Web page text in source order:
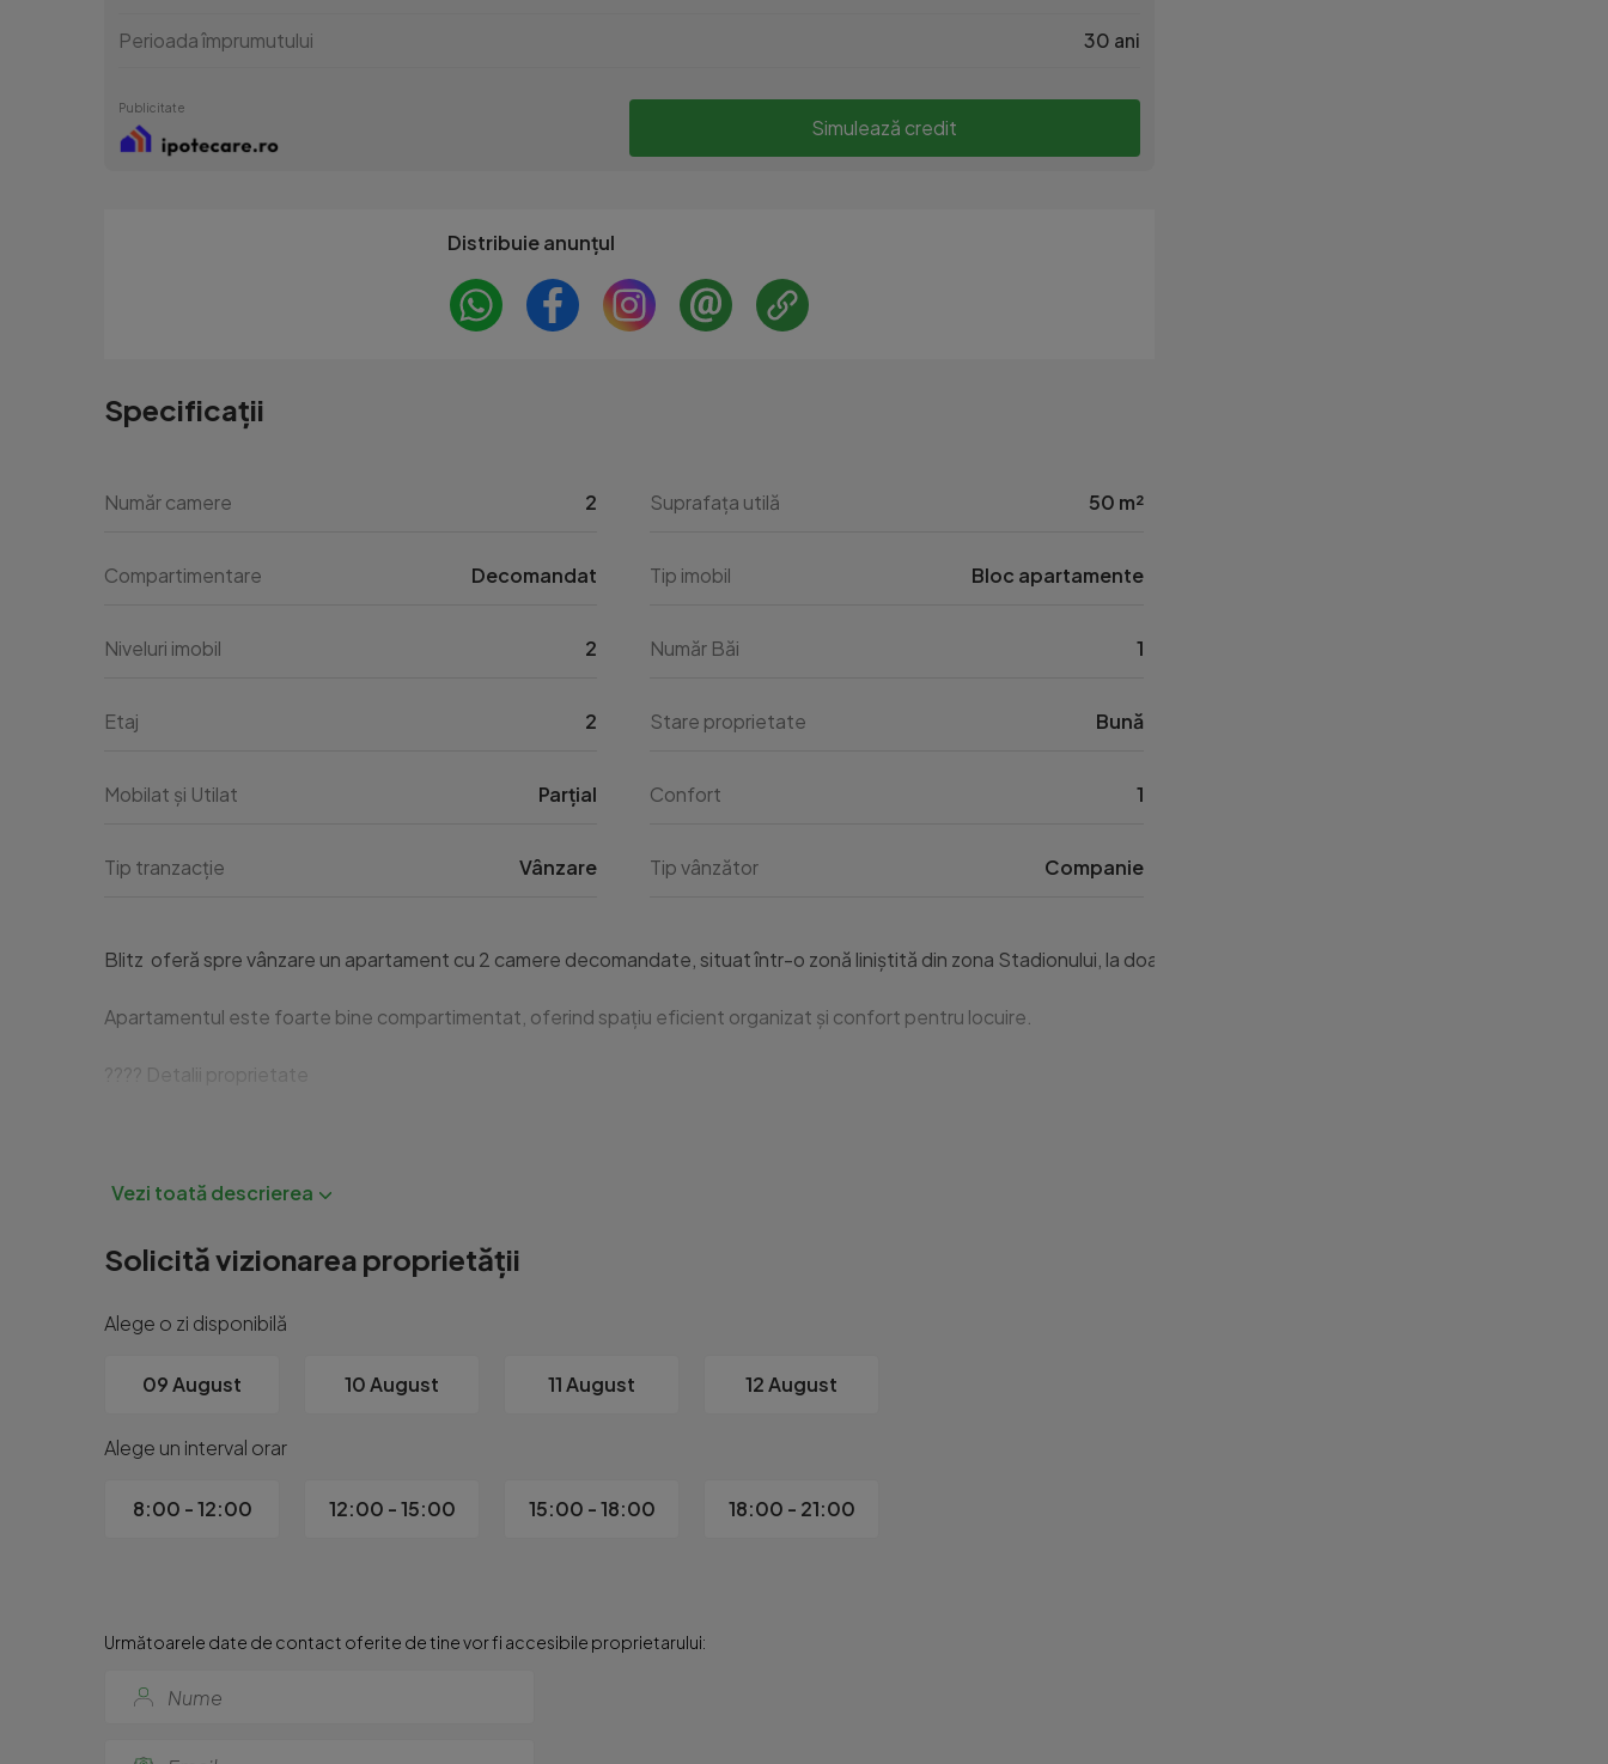
Perioada împrumutului 30 ani
Publicitate
Simulează credit
Distribuie anunțul
Specificații
Număr camere 2 Suprafața utilă 50 m²
Compartimentare Decomandat Tip imobil Bloc apartamente
Niveluri imobil 2 Număr Băi 1
Etaj 2 Stare proprietate Bună
Mobilat și Utilat Parțial Confort 1
Tip tranzacție Vânzare Tip vânzător Companie
Blitz  oferă spre vânzare un apartament cu 2 camere decomandate, situat într-o zonă liniștită din zona Stadionului, la doar 2 minute de Baza Sportivă de pe Strada
Apartamentul este foarte bine compartimentat, oferind spațiu eficient organizat și confort pentru locuire.
???? Detalii proprietate
Compartimentare: decomandată
Etaj: 2
Hol
✨ Alte avantaje
Solicită vizionarea proprietății
Alege o zi disponibilă
09 August 10 August 11 August 12 August
Alege un interval orar
8:00 - 12:00 12:00 - 15:00 15:00 - 18:00 18:00 - 21:00
Următoarele date de contact oferite de tine vor fi accesibile proprietarului: